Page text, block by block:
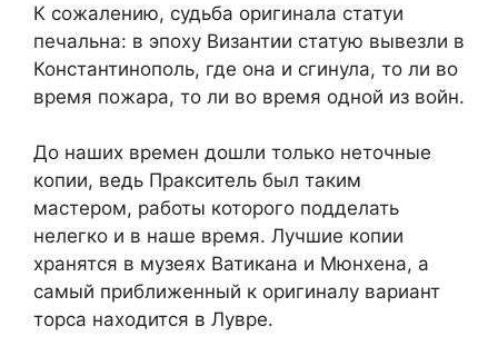
К сожалению, судьба оригинала статуи
печальна: в эпоху Византии статую вывезли в
Константинополь, где она и сгинула, то ли во
время пожара, то ли во время одной из войн.
До наших времен дошли только неточные
копии, ведь Пракситель был таким
мастером, работы которого подделать
нелегко и в наше время. Лучшие копии
хранятся в музеях Ватикана и Мюнхена, а
самый приближенный к оригиналу вариант
торса находится в Лувре.